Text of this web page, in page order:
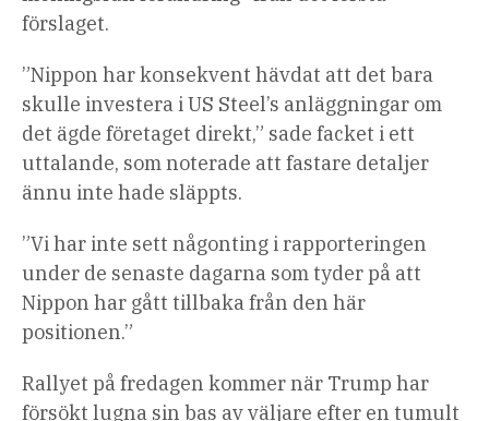
förslaget.
”Nippon har konsekvent hävdat att det bara
skulle investera i US Steel’s anläggningar om
det ägde företaget direkt,” sade facket i ett
uttalande, som noterade att fastare detaljer
ännu inte hade släppts.
”Vi har inte sett någonting i rapporteringen
under de senaste dagarna som tyder på att
Nippon har gått tillbaka från den här
positionen.”
Rallyet på fredagen kommer när Trump har
försökt lugna sin bas av väljare efter en tumult